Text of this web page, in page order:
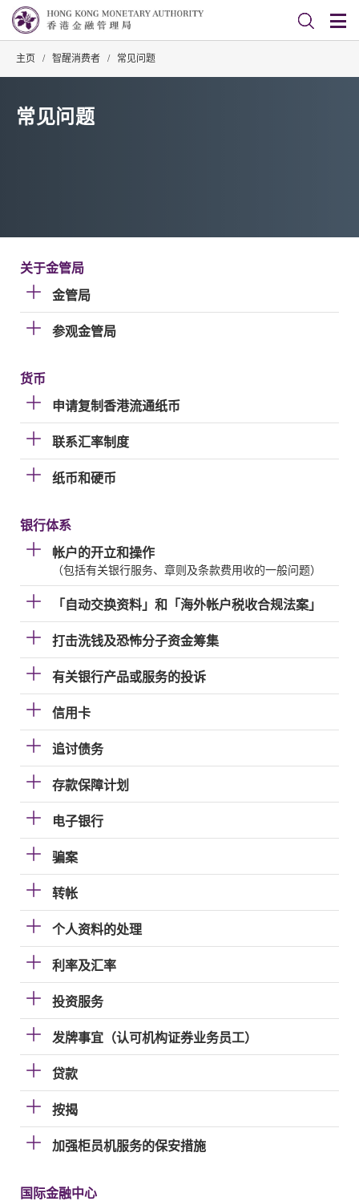
主页 / 智醒消费者 / 常见问题
常见问题
关于金管局
金管局
参观金管局
货币
申请复制香港流通纸币
联系汇率制度
纸币和硬币
银行体系
帐户的开立和操作
（包括有关银行服务、章则及条款费用收的一般问题）
「自动交换资料」和「海外帐户税收合规法案」
打击洗钱及恐怖分子资金筹集
有关银行产品或服务的投诉
信用卡
追讨债务
存款保障计划
电子银行
骗案
转帐
个人资料的处理
利率及汇率
投资服务
发牌事宜（认可机构证券业务员工）
贷款
按揭
加强柜员机服务的保安措施
国际金融中心